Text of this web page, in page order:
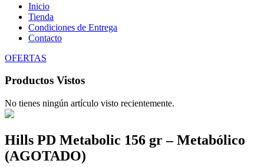
Inicio
Tienda
Condiciones de Entrega
Contacto
OFERTAS
Productos Vistos
No tienes ningún artículo visto recientemente.
Hills PD Metabolic 156 gr – Metabólico
(AGOTADO)